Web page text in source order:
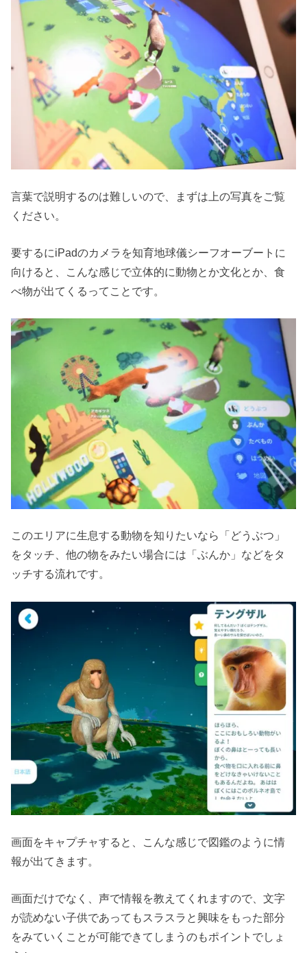
言葉で説明するのは難しいので、まずは上の写真をご覧
ください。
要するにiPadのカメラを知育地球儀シーフオーブートに
向けると、こんな感じで立体的に動物とか文化とか、食
べ物が出てくるってことです。
このエリアに生息する動物を知りたいなら「どうぶつ」
をタッチ、他の物をみたい場合には「ぶんか」などをタ
ッチする流れです。
画面をキャプチャすると、こんな感じで図鑑のように情
報が出てきます。
画面だけでなく、声で情報を教えてくれますので、文字
が読めない子供であってもスラスラと興味をもった部分
をみていくことが可能できてしまうのもポイントでしょ